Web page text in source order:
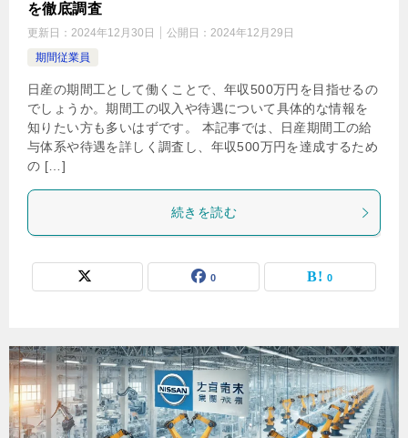
を徹底調査
更新日： 2024年12月30日 公開日： 2024年12月29日
期間従業員
日産の期間工として働くことで、年収500万円を目指せるの
でしょうか。期間工の収入や待遇について具体的な情報を
知りたい方も多いはずです。 本記事では、日産期間工の給
与体系や待遇を詳しく調査し、年収500万円を達成するため
の […]
続きを読む
0 0